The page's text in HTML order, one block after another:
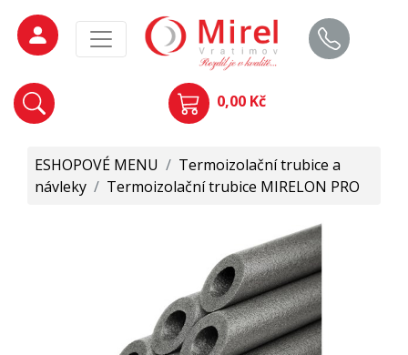
0,00 Kč
ESHOPOVÉ MENU / Termoizolační trubice a
návleky / Termoizolační trubice MIRELON PRO